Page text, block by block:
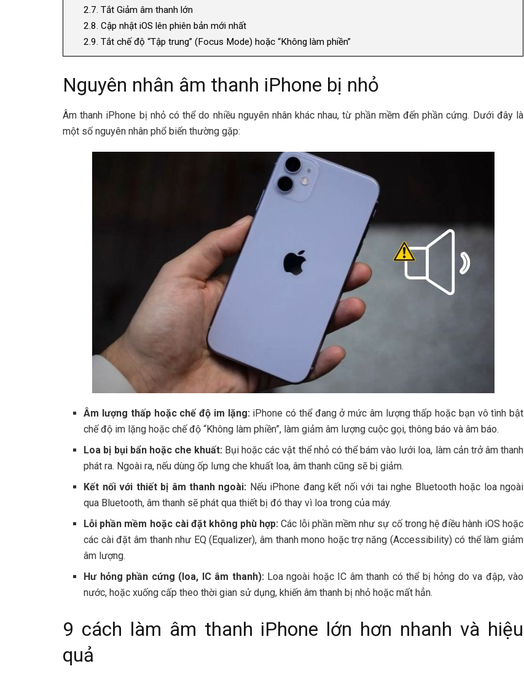
2.7. Tắt Giảm âm thanh lớn
2.8. Cập nhật iOS lên phiên bản mới nhất
2.9. Tắt chế độ “Tập trung” (Focus Mode) hoặc “Không làm phiền”
Nguyên nhân âm thanh iPhone bị nhỏ
Âm thanh iPhone bị nhỏ có thể do nhiều nguyên nhân khác nhau, từ phần mềm đến phần cứng. Dưới đây là
một số nguyên nhân phổ biến thường gặp:
Âm lượng thấp hoặc chế độ im lặng:iPhone có thể đang ở mức âm lượng thấp hoặc bạn vô tình bật
chế độ im lặng hoặc chế độ “Không làm phiền”, làm giảm âm lượng cuộc gọi, thông báo và âm báo.
Loa bị bụi bẩn hoặc che khuất: Bụi hoặc các vật thể nhỏ có thể bám vào lưới loa, làm cản trở âm thanh
phát ra. Ngoài ra, nếu dùng ốp lưng che khuất loa, âm thanh cũng sẽ bị giảm.
Kết nối với thiết bị âm thanh ngoài: Nếu iPhone đang kết nối với tai nghe Bluetooth hoặc loa ngoài
qua Bluetooth, âm thanh sẽ phát qua thiết bị đó thay vì loa trong của máy.
Lỗi phần mềm hoặc cài đặt không phù hợp:Các lỗi phần mềm như sự cố trong hệ điều hành iOS hoặc
các cài đặt âm thanh như EQ (Equalizer), âm thanh mono hoặc trợ năng (Accessibility) có thể làm giảm
âm lượng.
Hư hỏng phần cứng (loa, IC âm thanh): Loa ngoài hoặc IC âm thanh có thể bị hỏng do va đập, vào
nước, hoặc xuống cấp theo thời gian sử dụng, khiến âm thanh bị nhỏ hoặc mất hẳn.
9 cách làm âm thanh iPhone lớn hơn nhanh và hiệu
quả